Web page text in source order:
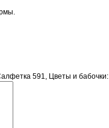
591, Цветы и бабочки: